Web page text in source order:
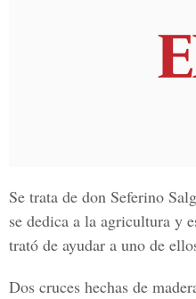
Se trata de don Seferino
se dedica a la agricultura y
trató de ayudar a uno de
Dos cruces hechas de